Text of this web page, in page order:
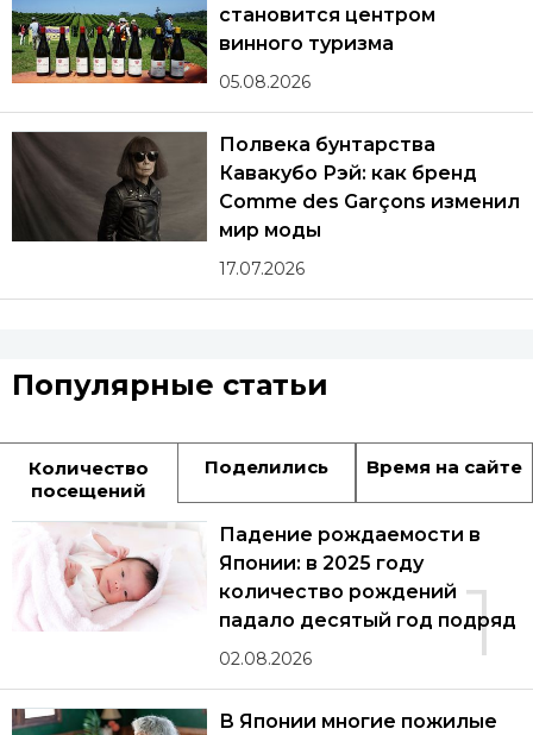
становится центром
винного туризма
05.08.2026
Полвека бунтарства
Кавакубо Рэй: как бренд
Comme des Garçons изменил
мир моды
17.07.2026
Популярные статьи
Количество
посещений
Поделились Время на сайте
1
Падение рождаемости в
Японии: в 2025 году
количество рождений
падало десятый год подряд
02.08.2026
В Японии многие пожилые